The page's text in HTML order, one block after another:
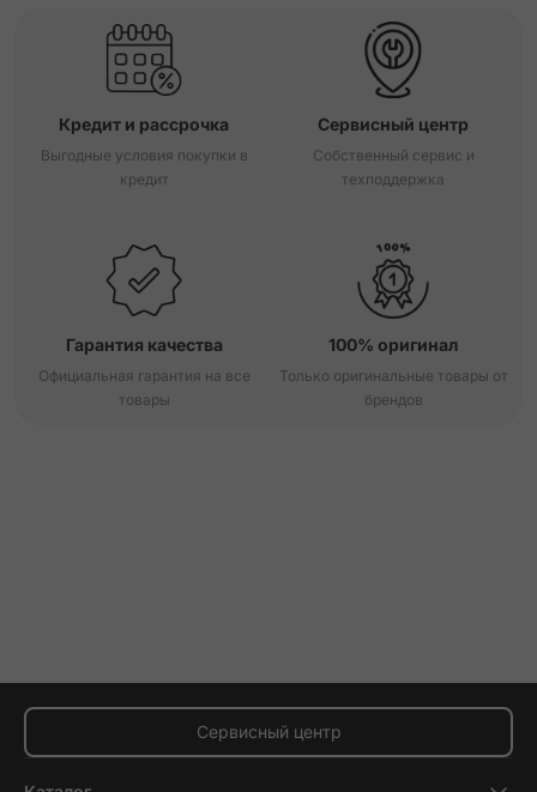
Кредит и рассрочка
Выгодные условия покупки в
кредит
Сервисный центр
Собственный сервис и
техподдержка
Гарантия качества
Официальная гарантия на все
товары
100% оригинал
Только оригинальные товары от
брендов
Сервисный центр